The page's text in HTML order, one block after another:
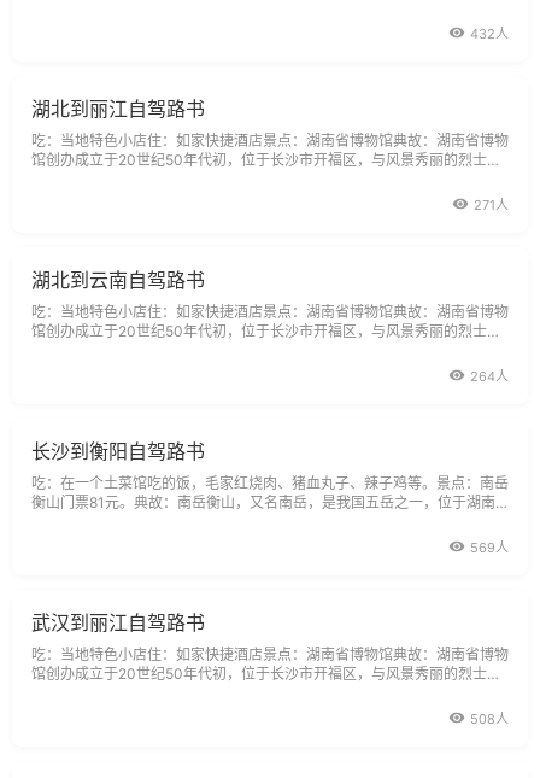
代，这里就盛产南橘，远销江汉等地。杜甫曾为此写下了“桃源人家易制432人
湖北到丽江自驾路书
吃：当地特色小店住：如家快捷酒店景点：湖南省博物馆典故：湖南省博物
馆创办成立于20世纪50年代初，位于长沙市开福区，与风景秀丽的烈士公
铜器、楚文物、历代陶瓷、书画和近现代文物等最具特色，是湖南省最大的
271人
湖北到云南自驾路书
吃：当地特色小店住：如家快捷酒店景点：湖南省博物馆典故：湖南省博物
馆创办成立于20世纪50年代初，位于长沙市开福区，与风景秀丽的烈士公
铜器、楚文物、历代陶瓷、书画和近现代文物等最具特色，是湖南省最大的
264人
长沙到衡阳自驾路书
吃：在一个土菜馆吃的饭，毛家红烧肉、猪血丸子、辣子鸡等。景点：南岳
衡山门票81元。典故：南岳衡山，又名南岳，是我国五岳之一，位于湖南
茂林修竹，终年翠绿；奇花异草，四时飘香，自然景色十分秀丽，因而又有
569人
武汉到丽江自驾路书
吃：当地特色小店住：如家快捷酒店景点：湖南省博物馆典故：湖南省博物
馆创办成立于20世纪50年代初，位于长沙市开福区，与风景秀丽的烈士公
铜器、楚文物、历代陶瓷、书画和近现代文物等最具特色，是湖南省最大的
508人